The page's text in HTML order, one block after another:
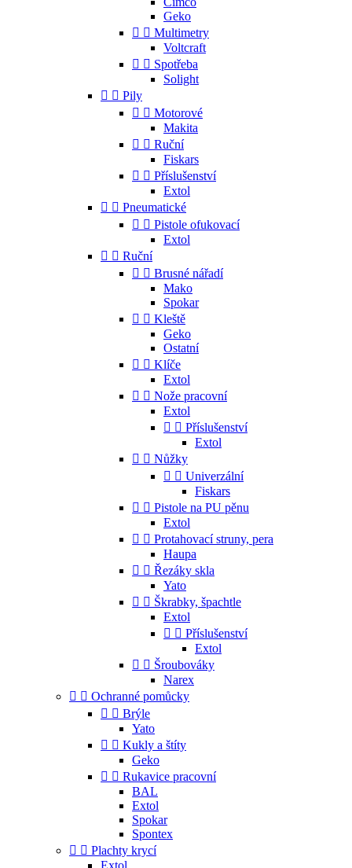
Geko
  Multimetry
Voltcraft
  Spotřeba
Solight
  Pily
  Motorové
Makita
  Ruční
Fiskars
  Příslušenství
Extol
  Pneumatické
  Pistole ofukovací
Extol
  Ruční
  Brusné nářadí
Mako
Spokar
  Kleště
Geko
Ostatní
  Klíče
Extol
  Nože pracovní
Extol
  Příslušenství
Extol
  Nůžky
  Univerzální
Fiskars
  Pistole na PU pěnu
Extol
  Protahovací struny, pera
Haupa
  Řezáky skla
Yato
  Škrabky, špachtle
Extol
  Příslušenství
Extol
  Šroubováky
Narex
  Ochranné pomůcky
  Brýle
Yato
  Kukly a štíty
Geko
  Rukavice pracovní
BAL
Extol
Spokar
Spontex
  Plachty krycí
Extol